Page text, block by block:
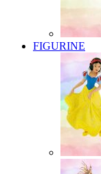
FIGURINE